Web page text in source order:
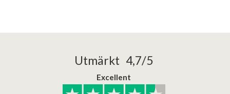
Utmärkt 4,7/5
Excellent